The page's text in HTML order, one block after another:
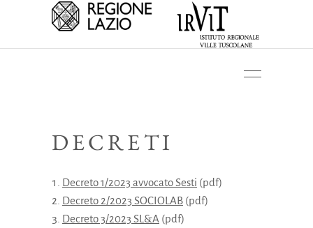
DECRETI
Decreto 1/2023 avvocato Sesti (pdf)
Decreto 2/2023 SOCIOLAB (pdf)
Decreto 3/2023 SL&A (pdf)